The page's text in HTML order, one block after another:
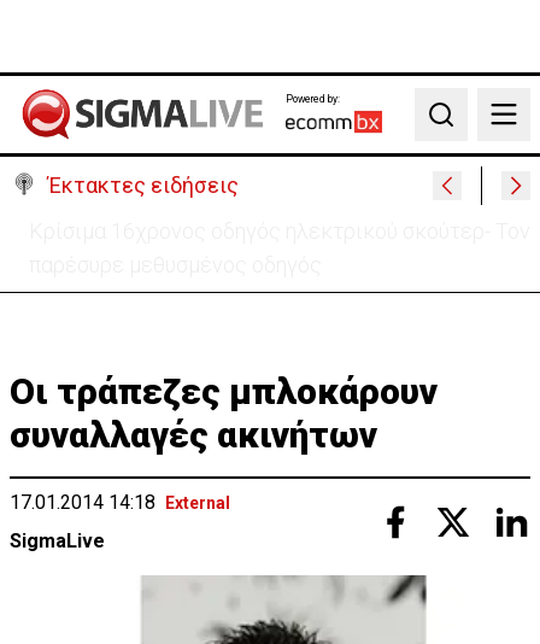
Powered by:
Search
Έκτακτες ειδήσεις
Οι τράπεζες μπλοκάρουν
συναλλαγές ακινήτων
17.01.2014 14:18 External
SigmaLive